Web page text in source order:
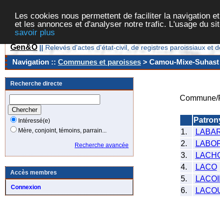
Les cookies nous permettent de faciliter la navigation
et les annonces et d'analyser notre trafic. L'usage du
savoir plus
Gen&O || Relevés d'actes d'état-civil, de registres paroissiaux et
Navigation :: Communes et paroisses > Camou-Mixe-
Recherche directe
Intéressé(e)
Mère, conjoint, témoins, parrain...
Recherche avancée
Accès membres
Connexion
1.
2.
3.
4.
LACO
5.
6.